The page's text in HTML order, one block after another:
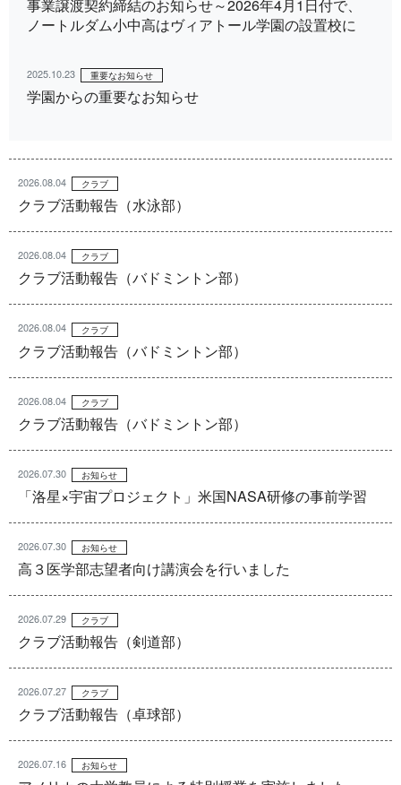
事業譲渡契約締結のお知らせ～2026年4月1日付で、
ノートルダム小中高はヴィアトール学園の設置校に
2025.10.23 重要なお知らせ
学園からの重要なお知らせ
2026.08.04 クラブ
クラブ活動報告（水泳部）
2026.08.04 クラブ
クラブ活動報告（バドミントン部）
2026.08.04 クラブ
クラブ活動報告（バドミントン部）
2026.08.04 クラブ
クラブ活動報告（バドミントン部）
2026.07.30 お知らせ
「洛星×宇宙プロジェクト」米国NASA研修の事前学習
2026.07.30 お知らせ
高３医学部志望者向け講演会を行いました
2026.07.29 クラブ
クラブ活動報告（剣道部）
2026.07.27 クラブ
クラブ活動報告（卓球部）
2026.07.16 お知らせ